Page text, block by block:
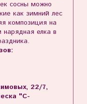
сосны можно
как зимний лес
композиция на
нарядная елка в
22/7,
"С-